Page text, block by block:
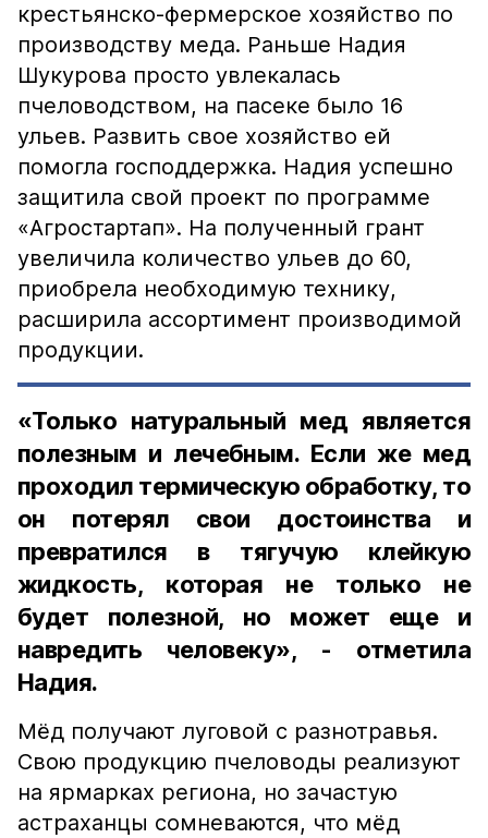
крестьянско-фермерское хозяйство по
производству меда. Раньше Надия
Шукурова просто увлекалась
пчеловодством, на пасеке было 16
ульев. Развить свое хозяйство ей
помогла господдержка. Надия успешно
защитила свой проект по программе
«Агростартап». На полученный грант
увеличила количество ульев до 60,
приобрела необходимую технику,
расширила ассортимент производимой
продукции.
«Только натуральный мед является
полезным и лечебным. Если же мед
проходил термическую обработку, то
он потерял свои достоинства и
превратился в тягучую клейкую
жидкость, которая не только не
будет полезной, но может еще и
навредить человеку», - отметила
Надия.
Мёд получают луговой с разнотравья.
Свою продукцию пчеловоды реализуют
на ярмарках региона, но зачастую
астраханцы сомневаются, что мёд